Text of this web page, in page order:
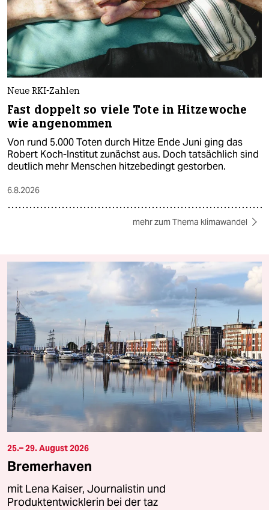
Neue RKI-Zahlen
Fast doppelt so viele Tote in Hitzewoche
wie angenommen
Von rund 5.000 Toten durch Hitze Ende Juni ging das
Robert Koch-Institut zunächst aus. Doch tatsächlich sind
deutlich mehr Menschen hitzebedingt gestorben.
6.8.2026
mehr zum Thema klimawandel
25.– 29. August 2026
Bremerhaven
mit Lena Kaiser, Journalistin und
Produktentwicklerin bei der taz